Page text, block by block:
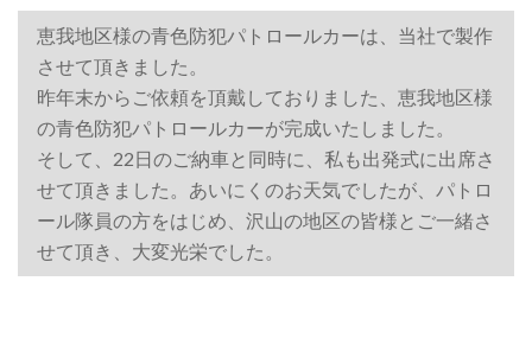
と
車
整
備
の
専
恵我地区様の青色防犯パトロールカーは、当社で製作
させて頂きました。
昨年末からご依頼を頂戴しておりました、恵我地区様
の青色防犯パトロールカーが完成いたしました。
そして、22日のご納車と同時に、私も出発式に出席さ
せて頂きました。あいにくのお天気でしたが、パトロ
ール隊員の方をはじめ、沢山の地区の皆様とご一緒さ
せて頂き、大変光栄でした。